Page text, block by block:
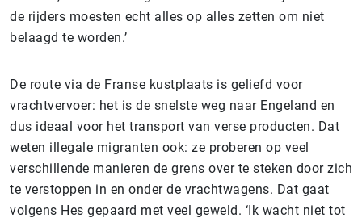
de rijders moesten echt alles op alles zetten om niet
belaagd te worden.’
De route via de Franse kustplaats is geliefd voor
vrachtvervoer: het is de snelste weg naar Engeland en
dus ideaal voor het transport van verse producten. Dat
weten illegale migranten ook: ze proberen op veel
verschillende manieren de grens over te steken door zich
te verstoppen in en onder de vrachtwagens. Dat gaat
volgens Hes gepaard met veel geweld. ‘Ik wacht niet tot